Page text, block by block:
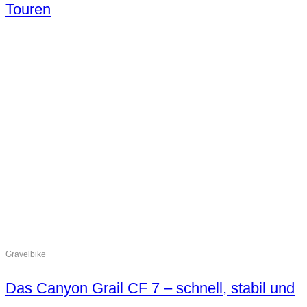
Touren
Gravelbike
Das Canyon Grail CF 7 – schnell, stabil und